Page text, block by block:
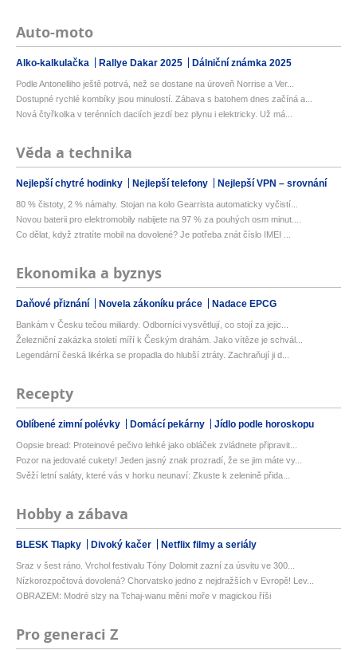
Auto-moto
Alko-kalkulačka Rallye Dakar 2025 Dálniční známka 2025
Podle Antonelliho ještě potrvá, než se dostane na úroveň Norrise a Ver...
Dostupné rychlé kombíky jsou minulostí. Zábava s batohem dnes začíná a...
Nová čtyřkolka v terénních daciích jezdí bez plynu i elektricky. Už má...
Věda a technika
Nejlepší chytré hodinky Nejlepší telefony Nejlepší VPN – srovnání
80 % čistoty, 2 % námahy. Stojan na kolo Gearrista automaticky vyčistí...
Novou baterii pro elektromobily nabijete na 97 % za pouhých osm minut....
Co dělat, když ztratíte mobil na dovolené? Je potřeba znát číslo IMEI ...
Ekonomika a byznys
Daňové přiznání Novela zákoníku práce Nadace EPCG
Bankám v Česku tečou miliardy. Odborníci vysvětlují, co stojí za jejic...
Železniční zakázka století míří k Českým drahám. Jako vítěze je schvál...
Legendární česká likérka se propadla do hlubší ztráty. Zachraňují ji d...
Recepty
Oblíbené zimní polévky Domácí pekárny Jídlo podle horoskopu
Oopsie bread: Proteinové pečivo lehké jako obláček zvládnete připravit...
Pozor na jedovaté cukety! Jeden jasný znak prozradí, že se jim máte vy...
Svěží letní saláty, které vás v horku neunaví: Zkuste k zelenině přida...
Hobby a zábava
BLESK Tlapky Divoký kačer Netflix filmy a seriály
Sraz v šest ráno. Vrchol festivalu Tóny Dolomit zazní za úsvitu ve 300...
Nízkorozpočtová dovolená? Chorvatsko jedno z nejdražších v Evropě! Lev...
OBRAZEM: Modré slzy na Tchaj-wanu mění moře v magickou říši
Pro generaci Z